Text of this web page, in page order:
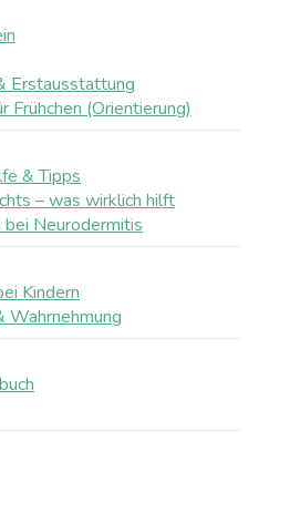
Erstausstattung
Frühchen (Orientierung)
& Tipps
– was wirklich hilft
Neurodermitis
Kindern
Wahrnehmung